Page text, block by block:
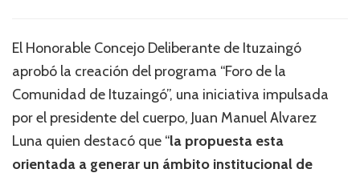
El Honorable Concejo Deliberante de Ituzaingó
aprobó la creación del programa “Foro de la
Comunidad de Ituzaingó”, una iniciativa impulsada
por el presidente del cuerpo, Juan Manuel Alvarez
Luna quien destacó que “la propuesta esta
orientada a generar un ámbito institucional de